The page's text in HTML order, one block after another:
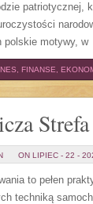
patriotycznej,
polskie motywy, w[
FINANSE,
Strefa
ON LIPIEC - 22 -
to pełen
techniką